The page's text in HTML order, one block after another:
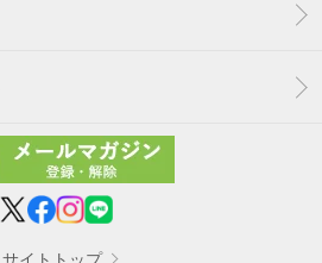
サイトトップ